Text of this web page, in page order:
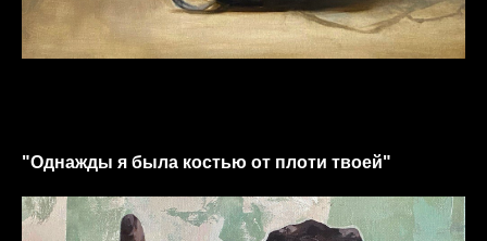
"Однажды я была костью от плоти твоей"